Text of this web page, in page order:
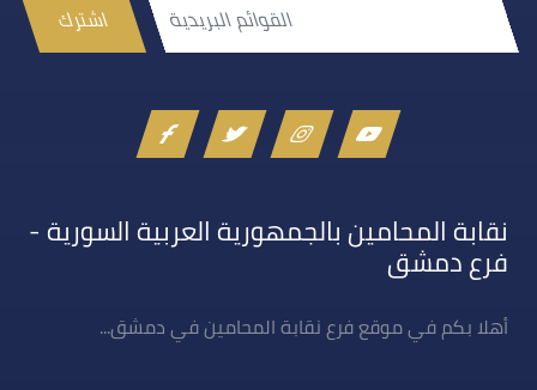
اشترك
نقابة المحامين بالجمهورية العربية السورية -
فرع دمشق
أهلا بكم في موقع فرع نقابة المحامين في دمشق...